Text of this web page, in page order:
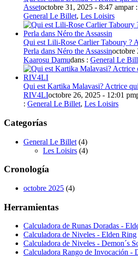
Assetoctobre 31, 2025 - 8:47 ampar :
General Le Billet, Les Loisirs
Qui est Lili-Rose Carlier Taboury ?
Perla dans Néro the Assassinoctobre
Kaarosu Damudans : General Le
Qui est Kartika Malavasi? Actrice
RIV4LIoctobre 26, 2025 - 12:01 pm
: General Le Billet, Les Loisirs
Categorías
General Le Billet (4)
Les Loisirs (4)
Cronología
octobre 2025 (4)
Herramientas
Calculadora de Runas Doradas -
Calculadora de Niveles - Elden Ring
Calculadora de Niveles - Demon´s
Calculadora Rango de Invocación -